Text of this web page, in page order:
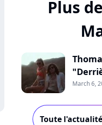
Plus
March 6,
Toute